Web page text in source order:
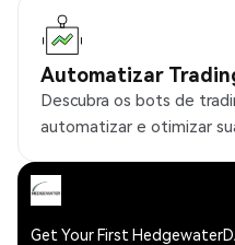
Automatizar
Descubra os bots de
automatizar e otimizar
Get Your First